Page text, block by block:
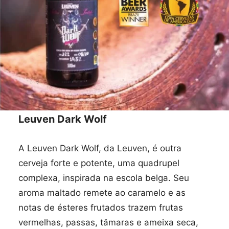
Leuven Dark Wolf
A Leuven Dark Wolf, da Leuven, é outra
cerveja forte e potente, uma quadrupel
complexa, inspirada na escola belga. Seu
aroma maltado remete ao caramelo e as
notas de ésteres frutados trazem frutas
vermelhas, passas, tâmaras e ameixa seca,